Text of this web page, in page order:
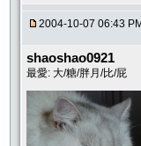
2004-10-07 06:43 PM
shaoshao0921
最愛: 大/糖/胖月/比/屁